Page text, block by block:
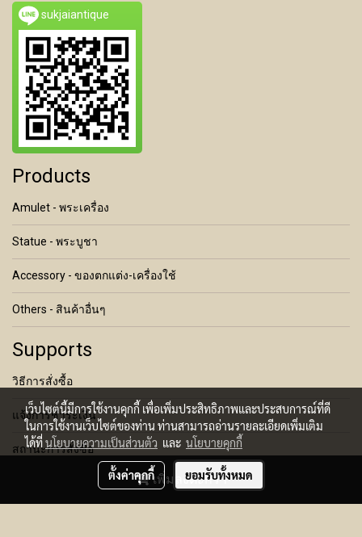
เพิ่มลงตะกร้า
sukjaiantique
Products
Amulet - พระเครื่อง
Statue - พระบูชา
Accessory - ของตกแต่ง-เครื่องใช้
Others - สินค้าอื่นๆ
Supports
วิธีการสั่งซื้อ
แจ้งการชำระเงิน
สถานะการสั่งซื้อ
เงื่อนไขการคืนสินค้า
เว็บไซต์นี้มีการใช้งานคุกกี้ เพื่อเพิ่มประสิทธิภาพและประสบการณ์ที่ดี
ในการใช้งานเว็บไซต์ของท่าน ท่านสามารถอ่านรายละเอียดเพิ่มเติม
ได้ที่นโยบายความเป็นส่วนตัว และ นโยบายคุกกี้
ตั้งค่าคุกกี้ ยอมรับทั้งหมด